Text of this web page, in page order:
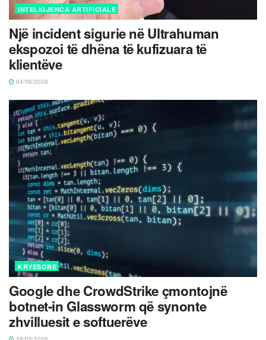
INTELIGJENCA ARTIFICIALE
Një incident sigurie në Ultrahuman
ekspozoi të dhëna të kufizuara të
klientëve
04/06/2026
KRYESORE
Google dhe CrowdStrike çmontojnë
botnet-in Glassworm që synonte
zhvilluesit e softuerëve